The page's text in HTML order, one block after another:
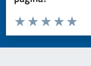
Valuta da 1 a 5 stelle la
Valuta
Valuta 4
Valuta 3 stelle
Valuta 2 stelle su 5
Valuta 1 stelle su 5